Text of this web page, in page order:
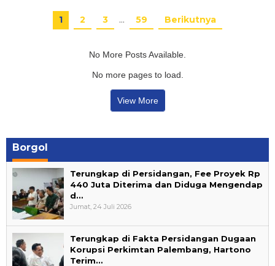
1 2 3 … 59 Berikutnya
No More Posts Available.
No more pages to load.
View More
Borgol
Terungkap di Persidangan, Fee Proyek Rp
440 Juta Diterima dan Diduga Mengendap
d…
Jumat, 24 Juli 2026
Terungkap di Fakta Persidangan Dugaan
Korupsi Perkimtan Palembang, Hartono
Terim…